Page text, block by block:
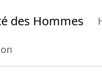
des Hommes